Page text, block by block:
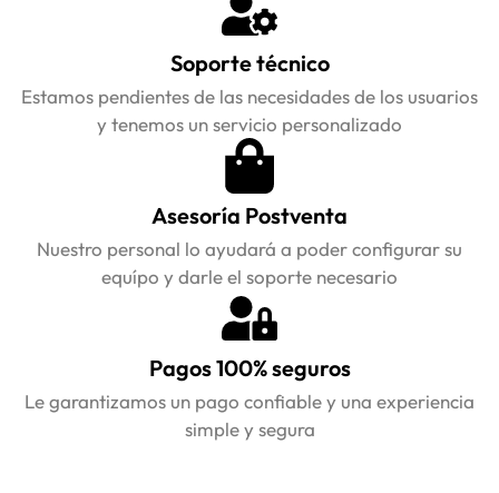
Soporte técnico
Estamos pendientes de las necesidades de los usuarios
y tenemos un servicio personalizado
Asesoría Postventa
Nuestro personal lo ayudará a poder configurar su
equípo y darle el soporte necesario
Pagos 100% seguros
Le garantizamos un pago confiable y una experiencia
simple y segura